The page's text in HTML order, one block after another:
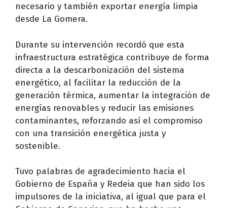
necesario y también exportar energía limpia
desde La Gomera.
Durante su intervención recordó que esta
infraestructura estratégica contribuye de forma
directa a la descarbonización del sistema
energético, al facilitar la reducción de la
generación térmica, aumentar la integración de
energías renovables y reducir las emisiones
contaminantes, reforzando así el compromiso
con una transición energética justa y
sostenible.
Tuvo palabras de agradecimiento hacia el
Gobierno de España y Redeia que han sido los
impulsores de la iniciativa, al igual que para el